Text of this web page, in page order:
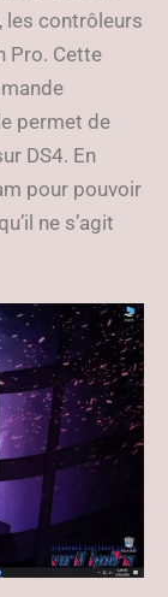
les contrôleurs
Pro. Cette
permet de
DS4. En
pour pouvoir
ne s’agit